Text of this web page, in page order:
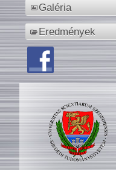
Galéria
Eredmények